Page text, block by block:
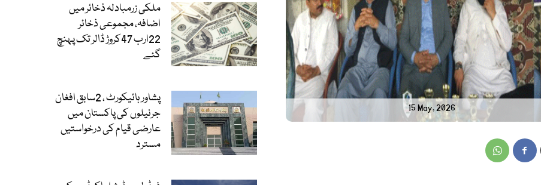
ملکی زرمبادلہ ذخائر میں
اضافہ، مجموعی ذخائر
22ارب 47کروڑ ڈالر تک پہنچ
گئے
پشاور ہائیکورٹ ، 2سابق افغان
جرنیلوں کی پاکستان میں
عارضی قیام کی درخواستیں
مسترد
15 May, 2026